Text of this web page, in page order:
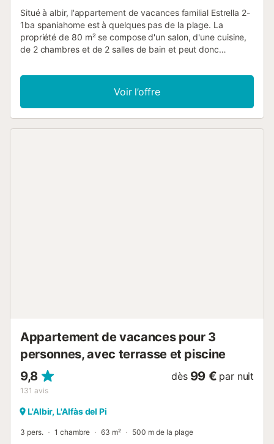
Situé à albir, l'appartement de vacances familial Estrella 2-
1ba spaniahome est à quelques pas de la plage. La
propriété de 80 m² se compose d'un salon, d'une cuisine,
de 2 chambres et de 2 salles de bain et peut donc
comprennent le Wi-Fi, une télévision, la climatisation ainsi
qu'une machine à laver. Cet établissement dispose d'une
terrasse extérieure privée et d'une piscine partagée. De
plus, une piscine intérieure partagée est à votre disposition
Voir l’offre
Appartement de vacances pour 3
personnes, avec terrasse et piscine
9,8
131 avis
dès 99 € par nuit
L'Albir, L'Alfàs del Pi
3 pers. 1 chambre 63 m² 500 m de la plage